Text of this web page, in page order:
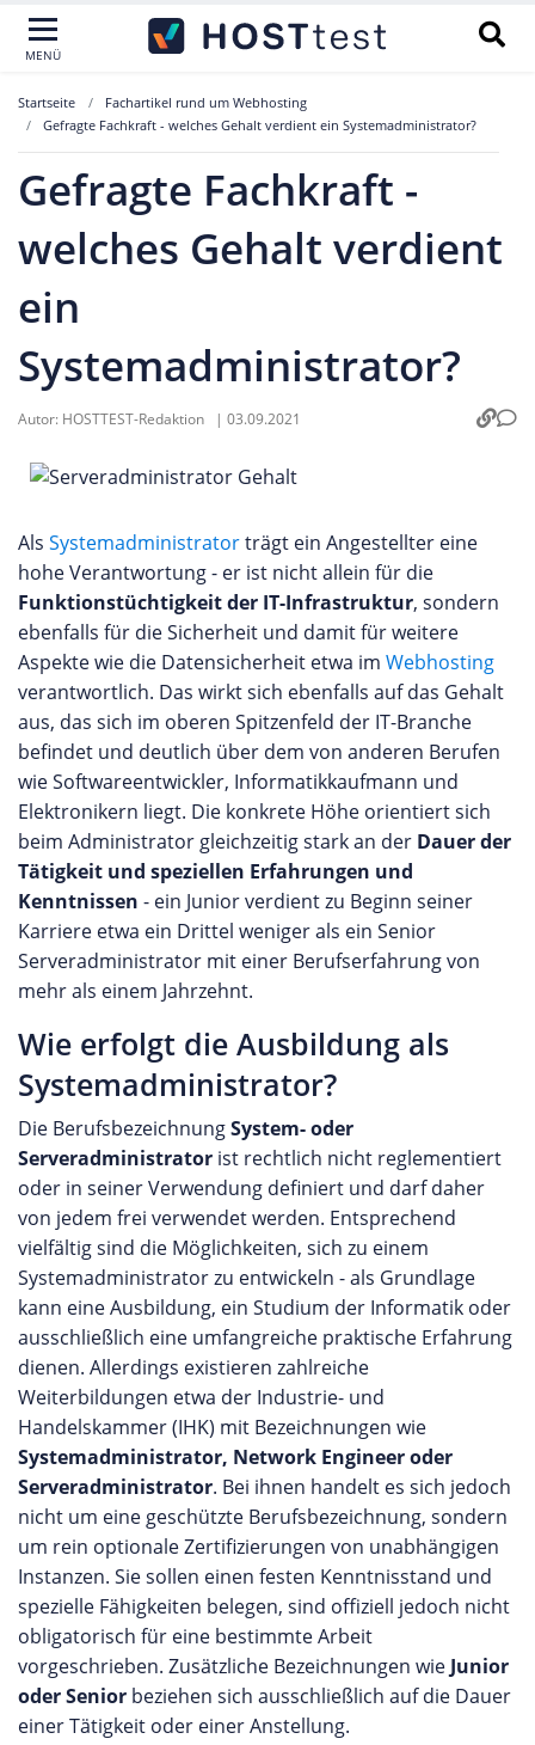
MENÜ
Startseite
Fachartikel rund um Webhosting
Gefragte Fachkraft - welches Gehalt verdient ein Systemadministrator?
Gefragte Fachkraft -
welches Gehalt verdient
ein
Systemadministrator?
Autor: HOSTTEST-Redaktion | 03.09.2021
Als Systemadministratorträgt ein Angestellter eine
hohe Verantwortung - er ist nicht allein für die
Funktionstüchtigkeit der IT-Infrastruktur, sondern
ebenfalls für die Sicherheit und damit für weitere
Aspekte wie die Datensicherheit etwa im Webhosting
verantwortlich. Das wirkt sich ebenfalls auf das Gehalt
aus, das sich im oberen Spitzenfeld der IT-Branche
befindet und deutlich über dem von anderen Berufen
wie Softwareentwickler, Informatikkaufmann und
Elektronikern liegt. Die konkrete Höhe orientiert sich
beim Administrator gleichzeitig stark an der Dauer der
Tätigkeit und speziellen Erfahrungen und
Kenntnissen - ein Junior verdient zu Beginn seiner
Karriere etwa ein Drittel weniger als ein Senior
Serveradministrator mit einer Berufserfahrung von
mehr als einem Jahrzehnt.
Wie erfolgt die Ausbildung als
Systemadministrator?
Die BerufsbezeichnungSystem- oder
Serveradministrator ist rechtlich nicht reglementiert
oder in seiner Verwendung definiert und darf daher
von jedem frei verwendet werden. Entsprechend
vielfältig sind die Möglichkeiten, sich zu einem
Systemadministrator zu entwickeln - als Grundlage
kann eine Ausbildung, ein Studium der Informatik oder
ausschließlich eine umfangreiche praktische Erfahrung
dienen. Allerdings existieren zahlreiche
Weiterbildungen etwa der Industrie- und
Handelskammer (IHK) mit Bezeichnungen wie
Systemadministrator, Network Engineer oder
Serveradministrator. Bei ihnen handelt es sich jedoch
nicht um eine geschützte Berufsbezeichnung, sondern
um rein optionale Zertifizierungen von unabhängigen
Instanzen. Sie sollen einen festen Kenntnisstand und
spezielle Fähigkeiten belegen, sind offiziell jedoch nicht
obligatorisch für eine bestimmte Arbeit
vorgeschrieben. Zusätzliche Bezeichnungen wie Junior
oder Senior beziehen sich ausschließlich auf die Dauer
einer Tätigkeit oder einer Anstellung.